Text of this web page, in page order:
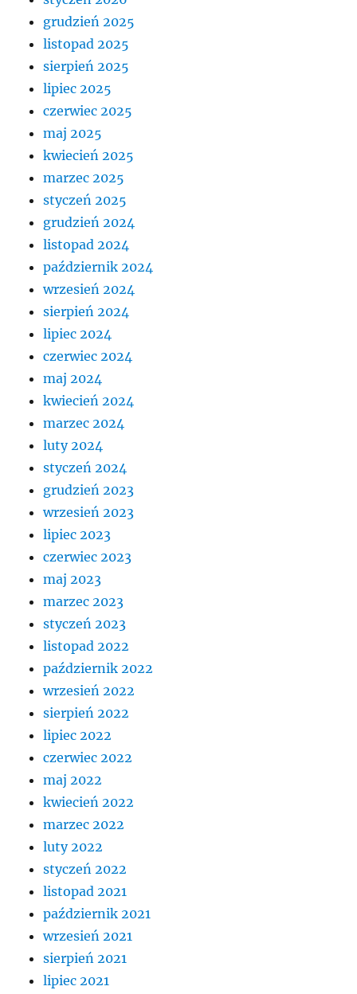
grudzień 2025
listopad 2025
sierpień 2025
lipiec 2025
czerwiec 2025
maj 2025
kwiecień 2025
marzec 2025
styczeń 2025
grudzień 2024
listopad 2024
październik 2024
wrzesień 2024
sierpień 2024
lipiec 2024
czerwiec 2024
maj 2024
kwiecień 2024
marzec 2024
luty 2024
styczeń 2024
grudzień 2023
wrzesień 2023
lipiec 2023
czerwiec 2023
maj 2023
marzec 2023
styczeń 2023
listopad 2022
październik 2022
wrzesień 2022
sierpień 2022
lipiec 2022
czerwiec 2022
maj 2022
kwiecień 2022
marzec 2022
luty 2022
styczeń 2022
listopad 2021
październik 2021
wrzesień 2021
sierpień 2021
lipiec 2021